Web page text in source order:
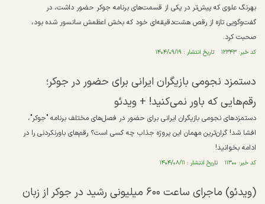
بهرنگ علوی که پیش‌تر در یکی از قسمت‌های برنامه جوکر حضور داشت، در
گفت‌وگویی تازه از رقص هشت‌دقیقه‌ای خود که بخش اعظمش سانسور شده بود،
صحبت کرد.
کد خبر: ۱۲۳۴۳ تاریخ انتشار : ۱۴۰۴/۰۹/۱۹
دستمزد نجومی بازیگران ایرانی برای حضور در جوکر؛
رقم‌هایی که باور نمی‌کنید! + ویدئو
دستمزد‌های نجومی بازیگران ایرانی برای حضور در فصل‌های مختلف برنامه "جوکر"،
افشا شد! گران‌ترین مهمان این پروژه جذاب چه کسی است؟ رقم‌های باورنکردنی را در
ادامه بخوانید!
کد خبر: ۱۱۳۰۰ تاریخ انتشار : ۱۴۰۴/۰۸/۱۱
(ویدئو) ماجرای ساعت ۶۰۰ میلیونی رشید در جوکر از زبان